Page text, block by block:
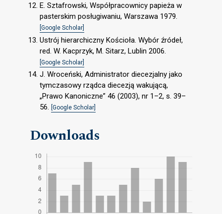
E. Sztafrowski, Współpracownicy papieża w
pasterskim posługiwaniu, Warszawa 1979.
[Google Scholar]
Ustrój hierarchiczny Kościoła. Wybór źródeł,
red. W. Kacprzyk, M. Sitarz, Lublin 2006.
[Google Scholar]
J. Wroceński, Administrator diecezjalny jako
tymczasowy rządca diecezją wakującą,
„Prawo Kanoniczne” 46 (2003), nr 1–2, s. 39–
56. [Google Scholar]
Downloads